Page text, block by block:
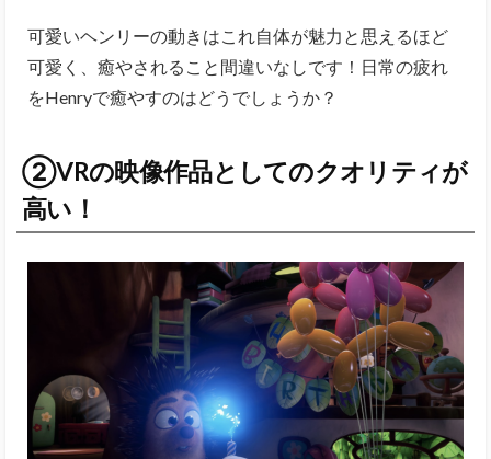
可愛いヘンリーの動きはこれ自体が魅力と思えるほど
可愛く、癒やされること間違いなしです！日常の疲れ
をHenryで癒やすのはどうでしょうか？
②VRの映像作品としてのクオリティが
高い！